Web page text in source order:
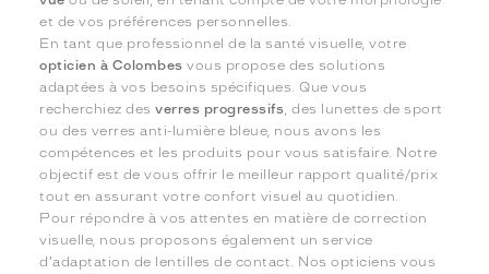
et de vos préférences personnelles.
En tant que professionnel de la santé visuelle, votre
opticien à Colombes vous propose des solutions
adaptées à vos besoins spécifiques. Que vous
recherchiez desverres progressifs , des lunettes de sport
ou des verres anti-lumière bleue, nous avons les
compétences et les produits pour vous satisfaire. Notre
objectif est de vous offrir le meilleur rapport qualité/prix
tout en assurant votre confort visuel au quotidien.
Pour répondre à vos attentes en matière de correction
visuelle, nous proposons également un service
d'adaptation de lentilles de contact. Nos opticiens vous